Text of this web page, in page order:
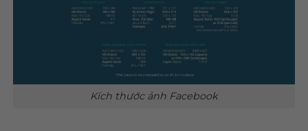
Kích thước ảnh Facebook